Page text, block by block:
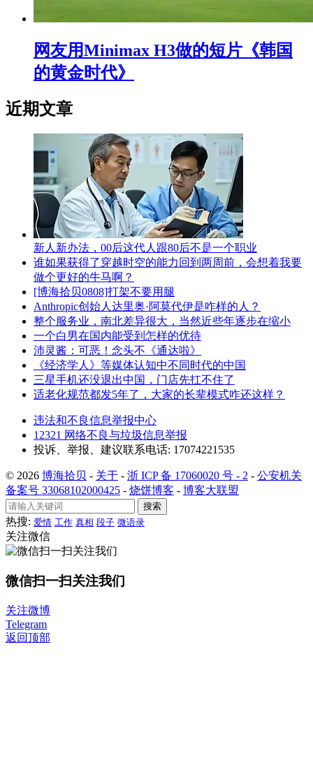
网友用Minimax H3做的短片《韩国
的黄金时代》
近期文章
新人新办法，00后这代人跟80后不是一个职业
谁如果获得了穿越时空的能力回到两周前，会想着我要
做个更好的牛马啊？
[博海拾贝0808]打架不要用腿
Anthropic创始人达里奥·阿莫代伊是咋样的人？
整个服务业，南北差异很大，当然近些年逐步在缩小
一个白男在国内能受到怎样的优待
沛灵酱：可恶！念头不《通达啦》
《经济学人》等媒体认知中不同时代的中国
三星手机还没退出中国，门店先扛不住了
适老化规范都发5年了，大家的长辈模式咋还这样？
违法和不良信息举报中心
12321 网络不良与垃圾信息举报
投诉、举报、建议联系电话: 17074221535
© 2026 博海拾贝 - 关于 - 浙 ICP 备 17060020 号 - 2 - 公安机关
备案号 33068102000425 - 烧饼博客 - 博客大联盟
搜索
热搜: 爱情 工作 真相 段子 微语录
关注微信
微信扫一扫关注我们
关注微博
Telegram
返回顶部